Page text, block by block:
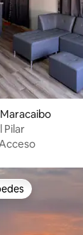
Pilar
más